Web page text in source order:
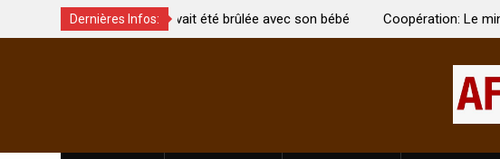
Dernières Infos:
brûlée avec son bébé
Coopération: Le ministre Indien Kirti Vardhan Singh à
Abidjan pour la célébration de la Fête de